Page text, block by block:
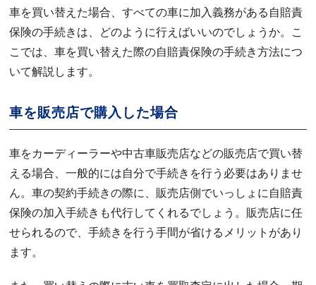
車を買い替えた場合、すべての車に加入義務がある自賠責
保険の手続きは、どのように行えばいいのでしょうか。こ
こでは、車を買い替えた際の自賠責保険の手続き方法につ
いて解説します。
車を販売店で購入した場合
車をカーディーラーや中古車販売店などの販売店で買い替
える場合、一般的には自分で手続きを行う必要はありませ
ん。車の契約手続きの際に、販売店側でいっしょに自賠責
保険の加入手続きも代行してくれるでしょう。販売店に任
せられるので、手続きを行う手間が省けるメリットがあり
ます。